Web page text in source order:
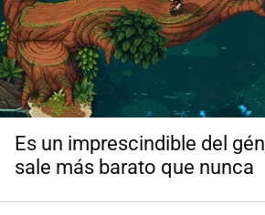
Es un imprescindible del
sale más barato que nunca